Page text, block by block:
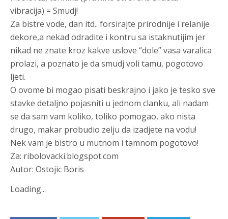
vibracija) = Smudj!
Za bistre vode, dan itd.. forsirajte prirodnije i relanije
dekore,a nekad odradite i kontru sa istaknutijim jer
nikad ne znate kroz kakve uslove “dole” vasa varalica
prolazi, a poznato je da smudj voli tamu, pogotovo
ljeti.
O ovome bi mogao pisati beskrajno i jako je tesko sve
stavke detaljno pojasniti u jednom clanku, ali nadam
se da sam vam koliko, toliko pomogao, ako nista
drugo, makar probudio zelju da izadjete na vodu!
Nek vam je bistro u mutnom i tamnom pogotovo!
Za: ribolovacki.blogspot.com
Autor: Ostojic Boris
Loading...